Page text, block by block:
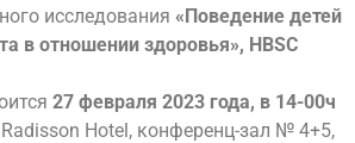
исследования «Поведение детей
в отношении здоровья», HBSC
27 февраля 2023 года, в 14-00ч
Hotel, конференц-зал № 4+5,